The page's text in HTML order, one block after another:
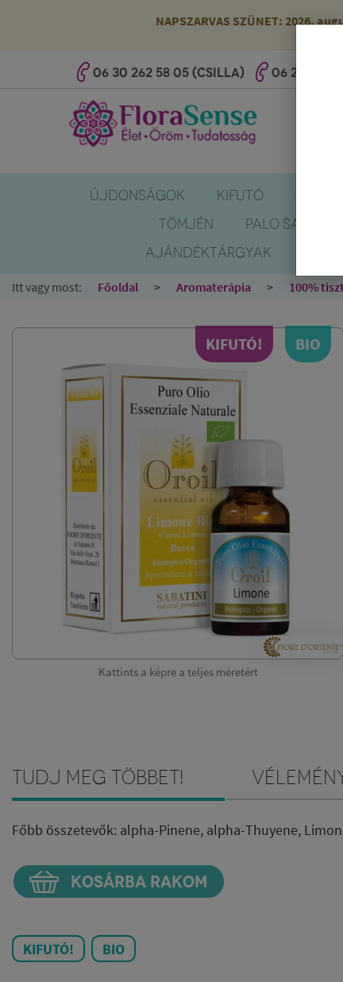
NAPSZARVAS SZÜNET: 2026.
06 30 262 58 05 (CSILLA) 06 20 527
ÚJDONSÁGOK KIFUTÓ
TÖMJÉN
PALO SANTO
AJÁNDÉKTÁRGYAK
Itt vagy most: Főoldal Aromaterápia 100%
KIFUTÓ! BIO
Kattints a képre a teljes méretért
Tudj meg többet!
Főbb összetevők: alpha-Pinene, alpha-Thuyene,
KOSÁRBA RAKOM
KIFUTÓ! BIO